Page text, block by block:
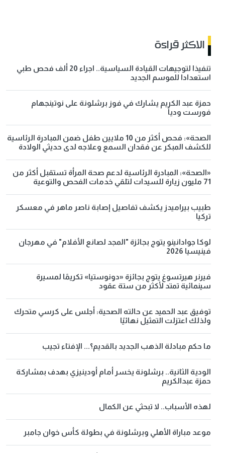
الاكثر قراءة
تنفيذا لتوجيهات القيادة السياسية.. اجراء 20 ألف فحص طبي
استعدادا للموسم الجديد
حمزة عبد الكريم يشارك في فوز برشلونة على نوتينجهام
فورست ودياً
الصحة»: فحص أكثر من 10 ملايين طفل ضمن المبادرة الرئاسية
للكشف المبكر عن فقدان السمع وعلاجه لدى حديثي الولادة
«الصحة»: المبادرة الرئاسية لدعم صحة المرأة تستقبل أكثر من
71 مليون زيارة للسيدات لتلقي خدمات الفحص والتوعية
طبيب بيراميدز يكشف تفاصيل إصابة ناصر ماهر في معسكر
تركيا
لوكا جوادانينو يتوج بجائزة "المجد لصانع الأفلام" في مهرجان
فينيسيا 2026
فيرنر هيرتسوغ يتوج بجائزة «دونوستيا» تكريمًا لمسيرة
سينمائية تمتد لأكثر من ستة عقود
توفيق عبد الحميد عن حالته الصحية: أجلس على كرسي متحرك
ولذلك اعتزلت التمثيل نهائيًا
ما حكم مبادلة الذهب الجديد بالقديم؟... الإفتاء تجيب
الودية الثانية.. برشلونة يخسر أمام أودينيزي بهدف بمشاركة
حمزة عبدالكريم
لهذه الأسباب.. لا تبحثي عن الكمال
موعد مباراة الأهلي وبرشلونة في بطولة كأس خوان جامبر